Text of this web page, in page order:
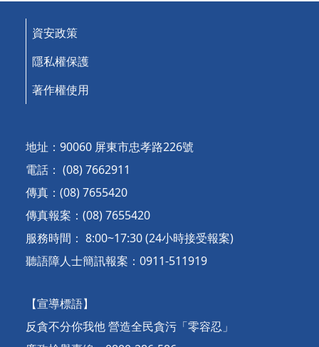
資安政策
隱私權保護
著作權使用
地址：90060 屏東市忠孝路226號
電話： (08) 7662911
傳真：(08) 7655420
傳真報案：(08) 7655420
服務時間： 8:00~17:30 (24小時接受報案)
聽語障人士簡訊報案：0911-511919
【宣導標語】
反貪不分你我他 營造全民貪污「零容忍」